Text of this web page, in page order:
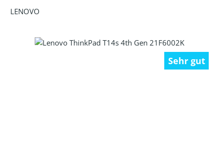
LENOVO
Bildergalerie überspringen
Sehr gut